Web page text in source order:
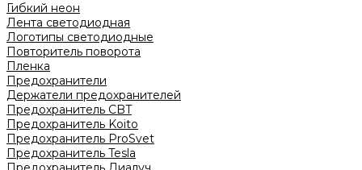
Гибкий неон
Лента светодиодная
Логотипы светодиодные
Повторитель поворота
Пленка
Предохранители
Держатели предохранителей
Предохранитель CBT
Предохранитель Koito
Предохранитель ProSvet
Предохранитель Tesla